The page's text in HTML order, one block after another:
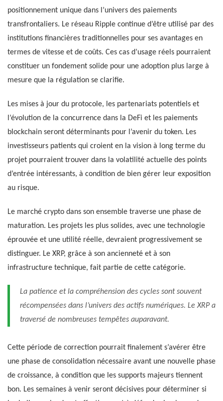
positionnement unique dans l’univers des paiements
transfrontaliers. Le réseau Ripple continue d’être utilisé par des
institutions financières traditionnelles pour ses avantages en
termes de vitesse et de coûts. Ces cas d’usage réels pourraient
constituer un fondement solide pour une adoption plus large à
mesure que la régulation se clarifie.
Les mises à jour du protocole, les partenariats potentiels et
l’évolution de la concurrence dans la DeFi et les paiements
blockchain seront déterminants pour l’avenir du token. Les
investisseurs patients qui croient en la vision à long terme du
projet pourraient trouver dans la volatilité actuelle des points
d’entrée intéressants, à condition de bien gérer leur exposition
au risque.
Le marché crypto dans son ensemble traverse une phase de
maturation. Les projets les plus solides, avec une technologie
éprouvée et une utilité réelle, devraient progressivement se
distinguer. Le XRP, grâce à son ancienneté et à son
infrastructure technique, fait partie de cette catégorie.
La patience et la compréhension des cycles sont souvent
récompensées dans l’univers des actifs numériques. Le XRP a
traversé de nombreuses tempêtes auparavant.
Cette période de correction pourrait finalement s’avérer être
une phase de consolidation nécessaire avant une nouvelle phase
de croissance, à condition que les supports majeurs tiennent
bon. Les semaines à venir seront décisives pour déterminer si